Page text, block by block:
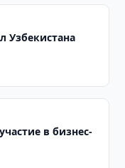
Узбекистана
в бизнес-